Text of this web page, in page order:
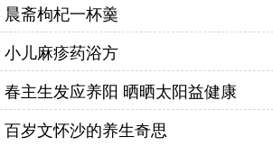
晨斋枸杞一杯羹
小儿麻疹药浴方
春主生发应养阳 晒晒太阳益健康
百岁文怀沙的养生奇思